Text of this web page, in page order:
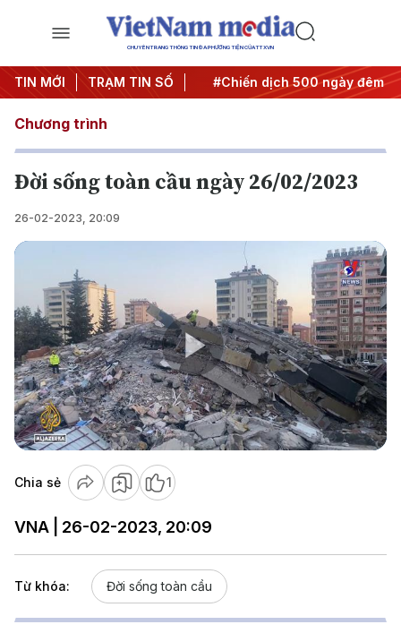
CHUYÊN TRANG THÔNG TIN ĐA PHƯƠNG TIỆN CỦA TTXVN
TIN MỚI TRẠM TIN SỐ
quyết thành hành động #Chiến dịch 500 ngày đêm
Chương trình
Đời sống toàn cầu ngày 26/02/2023
26-02-2023, 20:09
Play
Video
Chia sẻ 1
VNA | 26-02-2023, 20:09
Từ khóa: Đời sống toàn cầu